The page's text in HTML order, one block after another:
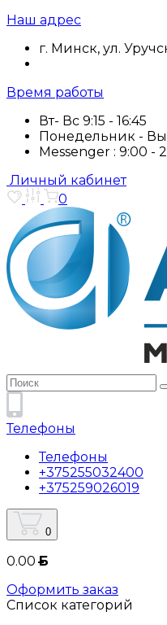
Наш адрес
г. Минск, ул.
Время работы
Вт- Вс 9:15 - 16:45
Понедельник -
Messenger : 9:00 -
Личный кабинет
0
Телефоны
Телефоны
+375255032400
+375259026019
0
0.00Б
Оформить заказ
Список категорий